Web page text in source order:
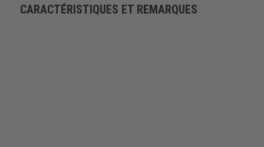
CARACTÉRISTIQUES ET REMARQUES